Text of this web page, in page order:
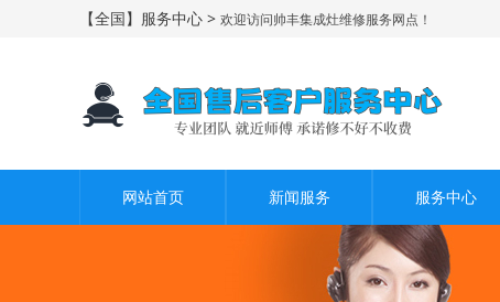
【全国】服务中心 > 欢迎访问帅丰集成灶维修服务网点！
网站首页 新闻服务 服务中心